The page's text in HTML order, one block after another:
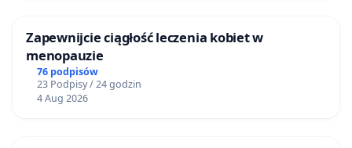
Zapewnijcie ciągłość leczenia kobiet w
menopauzie
76 podpisów
23 Podpisy / 24 godzin
4 Aug 2026